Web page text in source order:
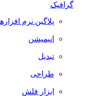
گرافیک
پلاگین نرم
انیمیشن
تبدیل
طراحی
ابزار فلش